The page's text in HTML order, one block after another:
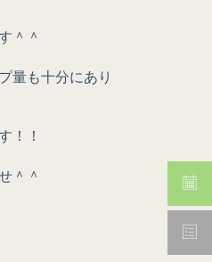
＾＾
量も十分にあり
！！
＾＾